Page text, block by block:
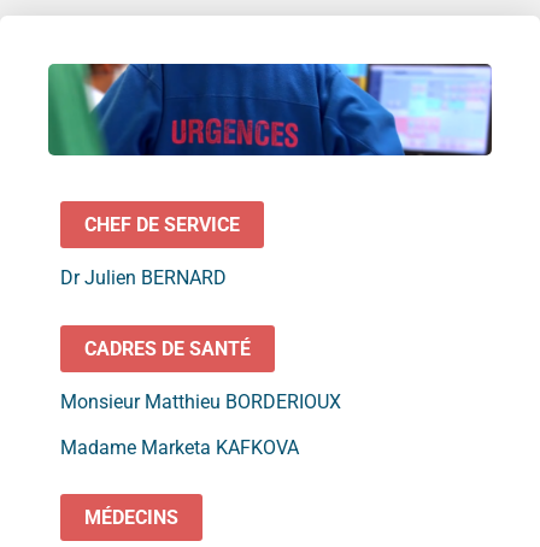
CHEF DE SERVICE
Dr Julien BERNARD
CADRES DE SANTÉ
Monsieur Matthieu BORDERIOUX
Madame Marketa KAFKOVA
MÉDECINS